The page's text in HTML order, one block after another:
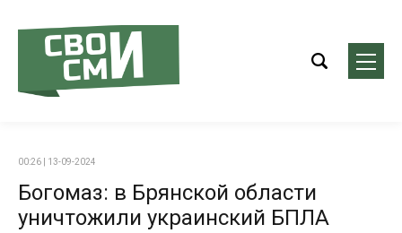
00:26 | 13-09-2024
Богомаз: в Брянской области
уничтожили украинский БПЛА